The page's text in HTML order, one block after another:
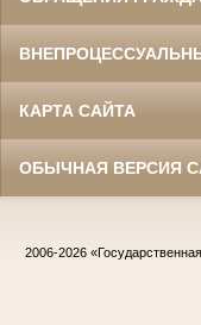
КАРТА САЙТА
ОБЫЧНАЯ ВЕРСИЯ
2006-2026